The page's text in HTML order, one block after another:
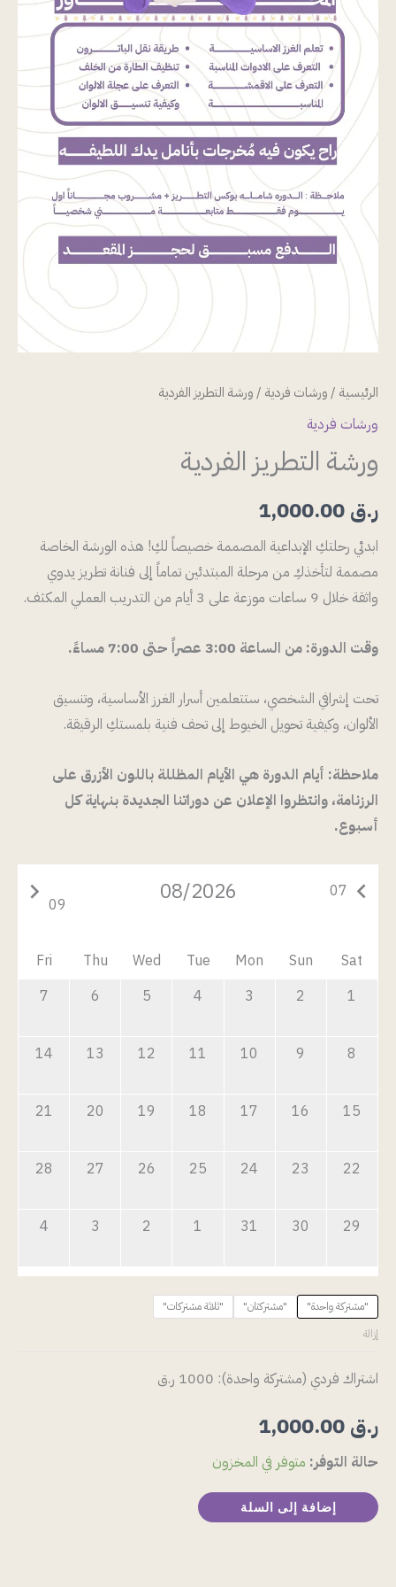
الرئيسية /ورشات فردية / ورشة التطريز الفردية
ورشات فردية
ورشة التطريز الفردية
ر.ق
ابدئي رحلتكِ الإبداعية المصممة خصيصاً لكِ! هذه الورشة الخاصة
مصممة لتأخذكِ من مرحلة المبتدئين تماماً إلى فنانة تطريز يدوي
واثقة خلال 9 ساعات موزعة على 3 أيام من التدريب العملي المكثف.
وقت الدورة: من الساعة 3:00 عصراً حتى 7:00 مساءً.
تحت إشرافي الشخصي، ستتعلمين أسرار الغرز الأساسية، وتنسيق
الألوان، وكيفية تحويل الخيوط إلى تحف فنية بلمستكِ الرقيقة.
ملاحظة: أيام الدورة هي الأيام المظللة باللون الأزرق على
الرزنامة، وانتظروا الإعلان عن دوراتنا الجديدة بنهاية كل
أسبوع.
keyboard_arrow_left
07
08/2026
09
keyboard_arrow_right
Sat
Sun
Mon
Tue
Wed
Thu
Fri
1
2
3
4
5
6
7
8
9
10
11
12
13
14
15
16
17
18
19
20
21
22
23
24
25
26
27
28
29
30
31
1
2
3
4
"مشتركة واحدة" "مشتركتان"
"ثلاثة مشتركات"
إزالة
اشتراك فردي (مشتركة واحدة): 1000 ر.ق
ر.ق
حالة التوفر: متوفر في المخزون
إضافة إلى السلة